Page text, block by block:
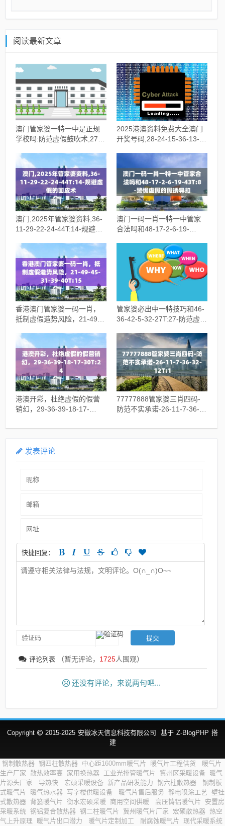
阅读最新文章
澳门管家婆一特一中是正规
学校吗:防范虚假鼓吹术,27-
2025港澳资料免费大全澳门
开奖号码,28-24-15-36-13-
澳门,2025年管家婆资料,36-
11-29-22-24-44T:14-规避虚
澳门一码一肖一特一中管家
合法吗和48-17-2-6-19-
香港澳门管家婆一码一肖，
抵制虚假造势风险，21-49-
管家婆必出中一特技巧和46-
36-42-5-32-27T:27-防范虚假
港澳开彩，杜绝虚假的假营
销幻，29-36-39-18-17-
77777888管家婆三肖四码-
防范不实承诺-26-11-7-36-
发表评论
快捷回复：
评论列表 （暂无评论， 1725人围观）
还没有评论，来说两句吧...
Copyright 2015-2025 安徽冰天信息科技有限公司 基于 Z-BlogPHP 搭
建
钢制散热器 钢四柱散热器 中心距1600mm暖气片 暖气片工程供货
暖气片
生产厂家 散热效率高 家用换热器 工业光排管暖气片 冀州区采暖设备
暖气
片源头厂家
导热快 宏硕采暖设备 新产品研发能力 钢六柱散热器
钢制板
式暖气片
暖气热水器 写字楼供暖设备 暖气片售后服务 静电喷涂工艺 壁挂
式散热器 背篓暖气片 衡水宏硕采暖 商用空间供暖 高压铸铝暖气片
安置房
采暖系统 钢铝复合散热器 钢二柱暖气片 冀州暖气片厂家 宏硕散热器 热空
气上升原理
暖气片出口潜力 暖气片定制加工 耐腐蚀暖气片 现代采暖系统